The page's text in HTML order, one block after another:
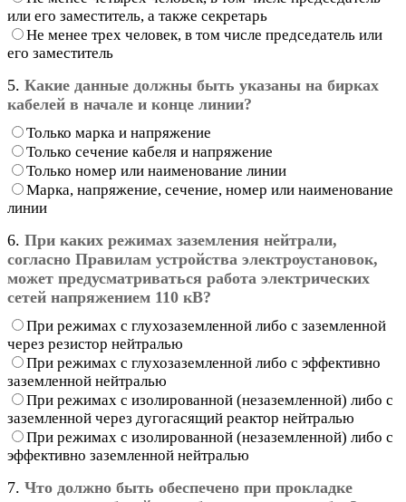
или его заместитель, а также секретарь
Не менее трех человек, в том числе председатель или
его заместитель
5. Какие данные должны быть указаны на бирках
кабелей в начале и конце линии?
Только марка и напряжение
Только сечение кабеля и напряжение
Только номер или наименование линии
Марка, напряжение, сечение, номер или наименование
линии
6. При каких режимах заземления нейтрали,
согласно Правилам устройства электроустановок,
может предусматриваться работа электрических
сетей напряжением 110 кВ?
При режимах с глухозаземленной либо с заземленной
через резистор нейтралью
При режимах с глухозаземленной либо с эффективно
заземленной нейтралью
При режимах с изолированной (незаземленной) либо с
заземленной через дугогасящий реактор нейтралью
При режимах с изолированной (незаземленной) либо с
эффективно заземленной нейтралью
7. Что должно быть обеспечено при прокладке